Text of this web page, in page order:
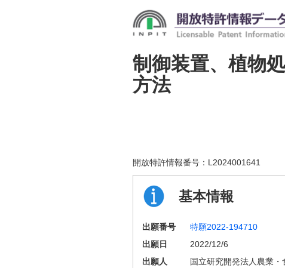
制御装置、植物
方法
開放特許情報番号： L2024001641
基本情報
出願番号 特願2022-194710
出願日
2022/12/6
出願人
国立研究開発法人農業・